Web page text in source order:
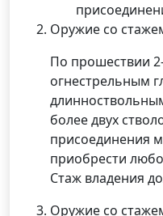
Оружие со
По прошествии
огнестрельным
более двух
присоединения
приобрести
Стаж владения
Оружие со